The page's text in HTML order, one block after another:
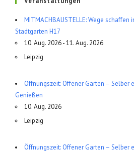
MITMACHBAUSTELLE: Wege schaffen
Stadtgarten H17
10. Aug. 2026 - 11. Aug. 2026
Leipzig
Öffnungszeit: Offener Garten – Selber
Genießen
10. Aug. 2026
Leipzig
Öffnungszeit: Offener Garten – Selber